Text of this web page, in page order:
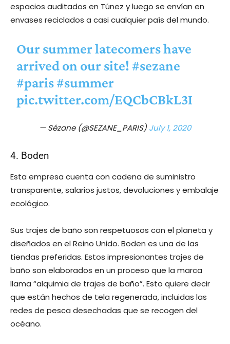
espacios auditados en Túnez y luego se envían en
envases reciclados a casi cualquier país del mundo.
Our summer latecomers have
arrived on our site! #sezane
#paris#summer
pic.twitter.com/EQCbCBkL3I
— Sézane (@SEZANE_PARIS) July 1, 2020
4. Boden
Esta empresa cuenta con cadena de suministro
transparente, salarios justos, devoluciones y embalaje
ecológico.
Sus trajes de baño son respetuosos con el planeta y
diseñados en el Reino Unido. Boden es una de las
tiendas preferidas. Estos impresionantes trajes de
baño son elaborados en un proceso que la marca
llama “alquimia de trajes de baño”. Esto quiere decir
que están hechos de tela regenerada, incluidas las
redes de pesca desechadas que se recogen del
océano.